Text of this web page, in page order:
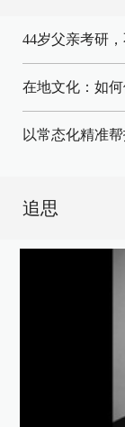
44岁父亲考研
在地文化：如
以常态化精准
追思